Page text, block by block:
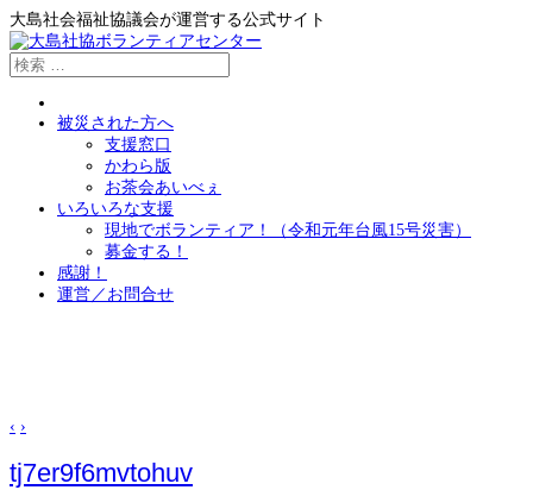
大島社会福祉協議会が運営する公式サイト
被災された方へ
支援窓口
かわら版
お茶会あいべぇ
いろいろな支援
現地でボランティア！（令和元年台風15号災害）
募金する！
感謝！
運営／お問合せ
‹ ›
tj7er9f6mvtohuv